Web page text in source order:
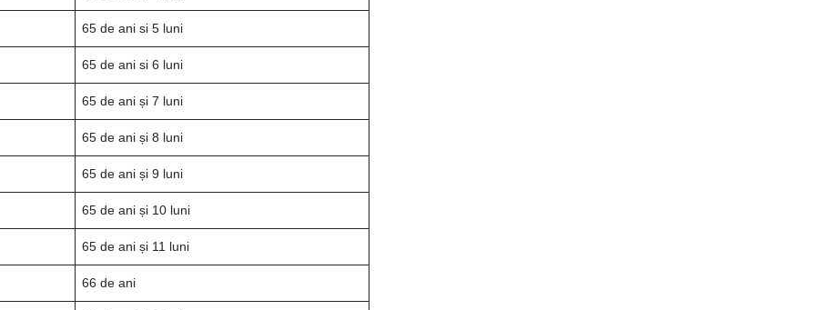
65 de ani si 5 luni
65 de ani si 6 luni
65 de ani și 7 luni
65 de ani și 8 luni
65 de ani și 9 luni
65 de ani și 10 luni
65 de ani și 11 luni
66 de ani